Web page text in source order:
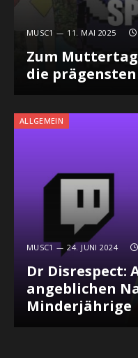
MUSC1 11. MAI 2025
Zum
die
ALLGEMEIN
MUSC1 24. JUNI 2024
Dr Disrespect:
angeblichen
Minderjährige